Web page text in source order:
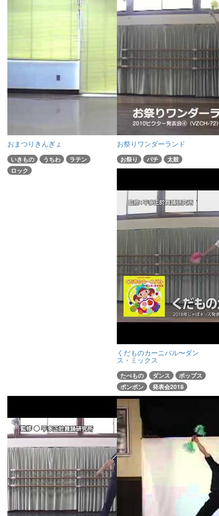
おまつりきんぎょ
いきもの うちわ
ラテン
ロック
お祭りワンダーランド
お祭り バチ 太鼓
くだものカーニバル〜ダン
ス・ミックス
たべもの ダンス
ポップス
ポンポン
発表会2018